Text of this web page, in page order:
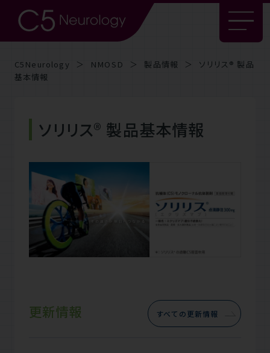
C5Neurology NMOSD 製品情報
ソリリス® 製品
基本情報
ソリリス® 製品基本情報
更新情報 すべての更新情報